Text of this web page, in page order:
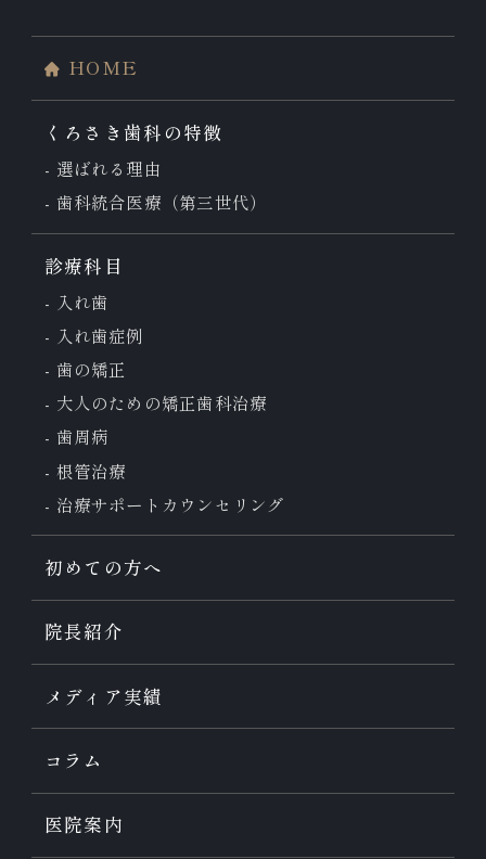
HOME
くろさき歯科の特徴
選ばれる理由
歯科統合医療（第三世代）
診療科目
入れ歯
入れ歯症例
歯の矯正
大人のための矯正歯科治療
歯周病
根管治療
治療サポート カウンセリング
初めての方へ
院長紹介
メディア実績
コラム
医院案内